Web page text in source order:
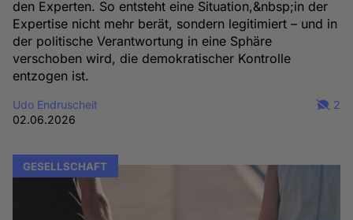
den Experten. So entsteht eine Situation,&nbsp;in der
Expertise nicht mehr berät, sondern legitimiert – und in
der politische Verantwortung in eine Sphäre
verschoben wird, die demokratischer Kontrolle
entzogen ist.
Udo Endruscheit
02.06.2026
2
GESELLSCHAFT